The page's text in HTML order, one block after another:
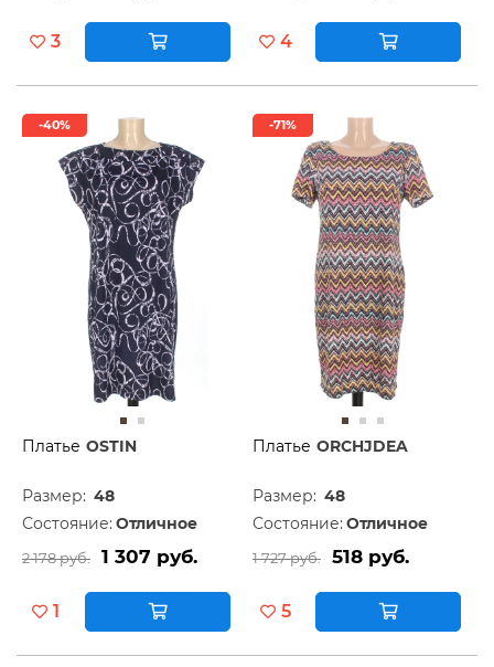
3 4
-40%
Платье OSTIN
Размер: 48
Состояние: Отличное
2 178 руб. 1 307 руб.
1
-71%
Платье ORCHJDEA
Размер: 48
Состояние: Отличное
1 727 руб. 518 руб.
5